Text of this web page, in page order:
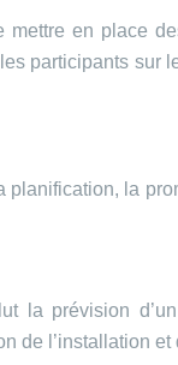
en place
participants sur
la
la prévision
de l’installation